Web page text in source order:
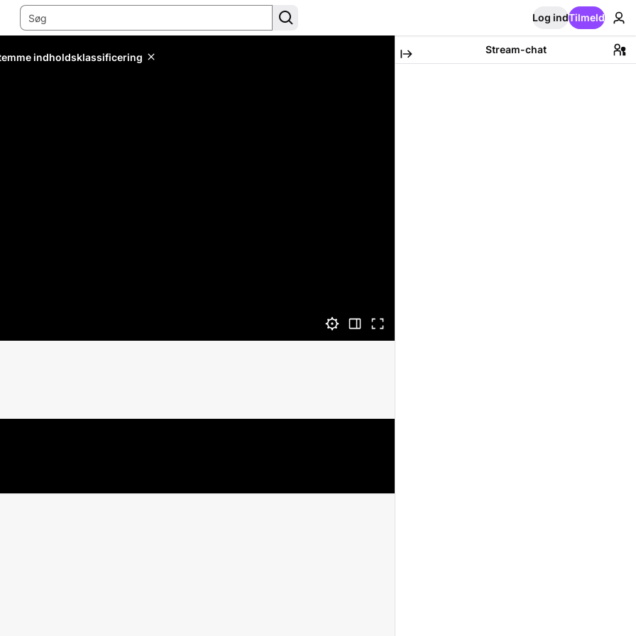
Log indTilmeld
indholdsklassificering
Stream-chat